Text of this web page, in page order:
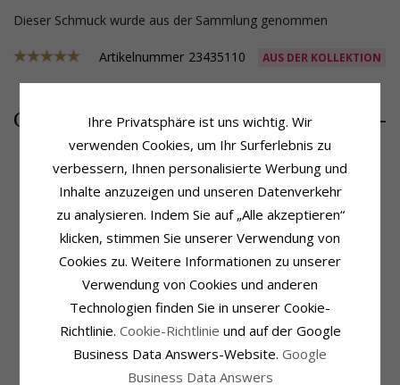
Dieser Schmuck wurde aus der Sammlung genommen
Artikelnummer 23435110 AUS DER KOLLEKTION
CHANTI Preis 711,-
Ohrringe:Diamantohrringe
Metall:14 Karat Weißgold
Oberfläche: Polierter
Stückzahl: 14
Schliff: Brillantschliff
Schmuckstein: Diamant
Diamantreinheit:SI
Karat: 0,27
Größe
5,5 mm
Lieferzeit
Lieferzeit: 4-5 Werktage
Ihre Privatsphäre ist uns wichtig. Wir
verwenden Cookies, um Ihr Surferlebnis zu
verbessern, Ihnen personalisierte Werbung und
Inhalte anzuzeigen und unseren Datenverkehr
zu analysieren. Indem Sie auf „Alle akzeptieren“
klicken, stimmen Sie unserer Verwendung von
Cookies zu. Weitere Informationen zu unserer
Verwendung von Cookies und anderen
Technologien finden Sie in unserer Cookie-
Richtlinie. Cookie-Richtlinie und auf der Google
Business Data Answers-Website. Google
Business Data Answers